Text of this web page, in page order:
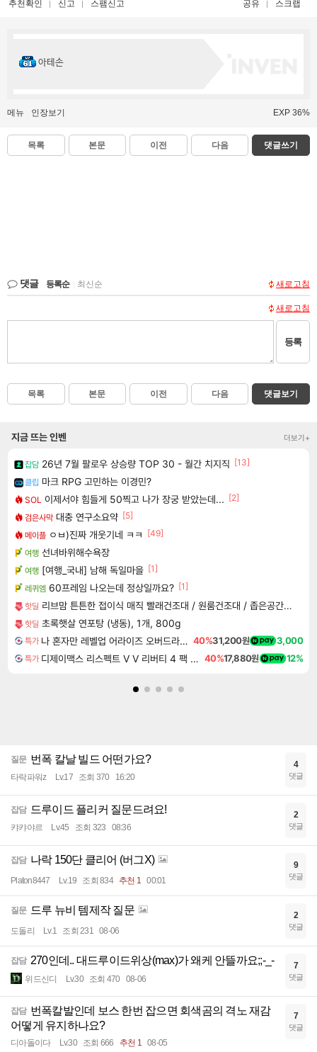
추천확인 신고 스팸신고 공유 스크랩
아테손
메뉴 인장보기 EXP 36%
목록 본문 이전 다음 댓글쓰기
댓글 등록순 최신순 새로고침
새로고침
등록
목록 본문 이전 다음 댓글보기
지금 뜨는 인벤 더보기+
잡담 26년 7월 팔로우 상승량 TOP 30 - 월간 치지직 [13]
클립 마크 RPG 고민하는 이경민?
SOL 이제서야 힘들게 50찍고 나가 장궁 받았는데... [2]
검은사막 대충 연구소요약 [5]
메이플 ㅇㅂ)진짜 개웃기네 ㅋㅋ
[49]
여행 선녀바위해수욕장
여행 [여행_국내] 남해 독일마을 [1]
레퀴엠 60프레임 나오는데 정상일까요? [1]
핫딜 리브맘 튼튼한 접이식 매직 빨래건조대 / 원룸건조대 / 좁은공간에 딱! 자리차지 없는 건조대
핫딜 초록햇살 연포탕 (냉동), 1개, 800g
특가 나 혼자만 레벨업 어라이즈 오버드라이브 디럭스 에디션 Solo Leveling Arise Overdrive Deluxe Edition 40%31,200원 3,000
특가 디제이맥스 리스펙트 V V 리버티 4 팩 DJMAX RESPECT V V Liberty 4 Pack DLC 40%17,880원 12%
질문 번폭 칼날 빌드 어떤가요?
타락파워z Lv.17 조회 370 16:20
4
댓글
잡담 드루이드 플리커 질문드려요!
캬캬야르 Lv.45 조회 323 08:36
2
댓글
잡담 나락 150단 클리어 (버그X)
Platon8447 Lv.19 조회 834 추천 1 00:01
9
댓글
질문 드루 뉴비 템제작 질문
도돌리 Lv.1 조회 231 08-06
2
댓글
잡담 270인데.. 대드루이드위상(max)가 왜케 안뜰까요;;-_-
위드신디 Lv.30 조회 470 08-06
7
댓글
잡담 번폭칼발인데 보스 한번 잡으면 회색곰의 격노 재감
어떻게 유지하나요?
디아돌이다 Lv.30 조회 666 추천 1 08-05
7
댓글